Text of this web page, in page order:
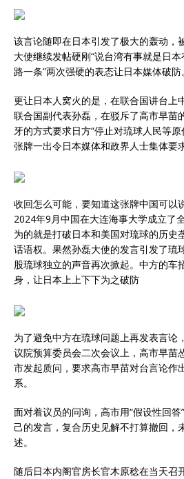
该言论随即在日本引发了极大的轰动，
大使继续发帖硬刚“说台湾有事就是日
路一条”两次强硬的表态让日本媒体破防。
更让日本人窝火的是，在联合国讲台上
联合国副代表孙磊，在驳斥了高市早苗
牙的方式要求日方“停止对琉球人民等
张牌一出令日本媒体和政界人士集体要
收回怎么可能，要知道这张牌中国可以
2024年9月中国在大连海事大学成立了
为的就是打破日本和美国对琉球的历史
话语权。果然孙磊大使的发言引发了琉
股琉球独立的声音再次掀起。中方的车
身，让日本上上下下为之破防
为了避免中方在琉球问题上再发表言论
议院预算委员会二次会议上，高市早苗
市发起质问，要求高市早苗对台言论作
系。
面对着议员的问询，高市用“假设性回
己的发言，复合历史见解不打算撤回，
述。
随后日本内阁官房长官木原稔在当天召